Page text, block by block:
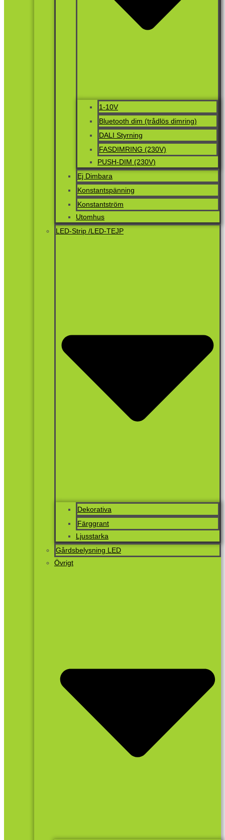
1-10V
Bluetooth dim (trådlös dimring)
DALI Styrning
FASDIMRING (230V)
PUSH-DIM (230V)
Ej Dimbara
Konstantspänning
Konstantström
Utomhus
LED-Strip /LED-TEJP
Dekorativa
Färggrant
Ljusstarka
Gårdsbelysning LED
Övrigt